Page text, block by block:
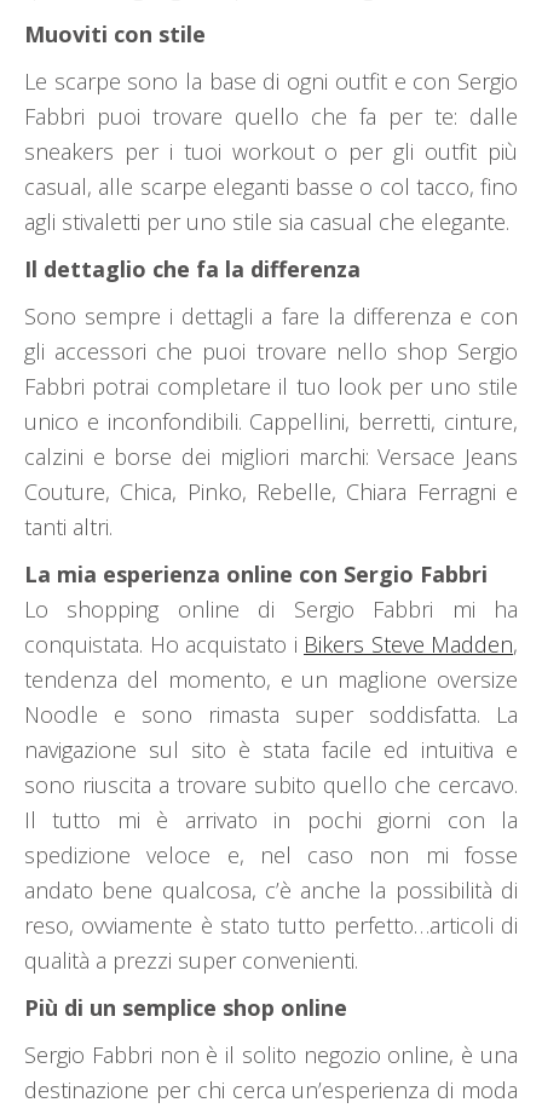
Muoviti con stile
Le scarpe sono la base di ogni outfit e con Sergio
Fabbri puoi trovare quello che fa per te: dalle
sneakers per i tuoi workout o per gli outfit più
casual, alle scarpe eleganti basse o col tacco, fino
agli stivaletti per uno stile sia casual che elegante.
Il dettaglio che fa la differenza
Sono sempre i dettagli a fare la differenza e con
gli accessori che puoi trovare nello shop Sergio
Fabbri potrai completare il tuo look per uno stile
unico e inconfondibili. Cappellini, berretti, cinture,
calzini e borse dei migliori marchi: Versace Jeans
Couture, Chica, Pinko, Rebelle, Chiara Ferragni e
tanti altri.
La mia esperienza online con Sergio Fabbri
Lo shopping online di Sergio Fabbri mi ha
conquistata. Ho acquistato i Bikers Steve Madden,
tendenza del momento, e un maglione oversize
Noodle e sono rimasta super soddisfatta. La
navigazione sul sito è stata facile ed intuitiva e
sono riuscita a trovare subito quello che cercavo.
Il tutto mi è arrivato in pochi giorni con la
spedizione veloce e, nel caso non mi fosse
andato bene qualcosa, c’è anche la possibilità di
reso, ovviamente è stato tutto perfetto…articoli di
qualità a prezzi super convenienti.
Più di un semplice shop online
Sergio Fabbri non è il solito negozio online, è una
destinazione per chi cerca un’esperienza di moda